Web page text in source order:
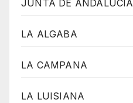
JUNTA DE ANDALUCIA
LA ALGABA
LA CAMPANA
LA LUISIANA